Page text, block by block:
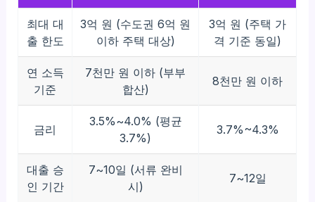
최대 대
출 한도
3억 원 (수도권 6억 원
이하 주택 대상)
3억 원 (주택 가
격 기준 동일)
연 소득
기준
7천만 원 이하 (부부
합산)
8천만 원 이하
금리
3.5%~4.0% (평균
3.7%)
3.7%~4.3%
대출 승
인 기간
7~10일 (서류 완비
시)
7~12일